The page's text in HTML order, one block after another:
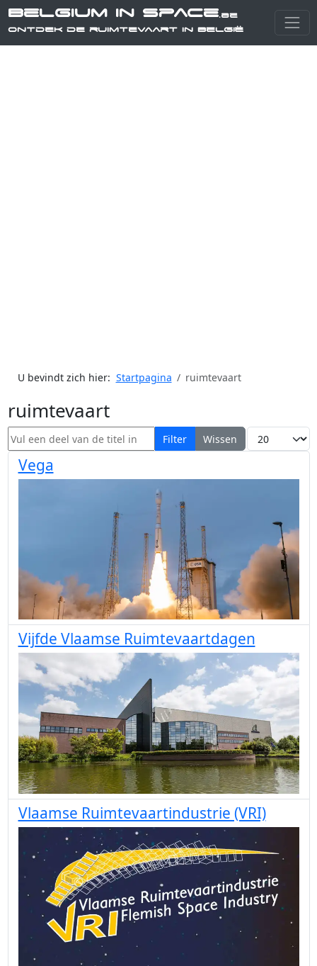
Belgium in Space.be
Ontdek de ruimtevaart in België
U bevindt zich hier: Startpagina ruimtevaart
ruimtevaart
Vul een deel van de titel in Filter Wissen Toon #
Vega
Vijfde Vlaamse Ruimtevaartdagen
Vlaamse Ruimtevaartindustrie (VRI)